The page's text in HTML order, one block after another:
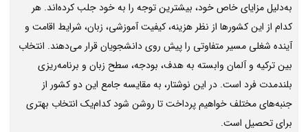
به‌دلیل مزایای خاص خود، بیشترین توجه را به خود جلب کرده‌اند. هر
کدام از این کشورها از نظر هزینه، کیفیت آموزشی، زبان، شرایط اقامت و
آینده شغلی مسیر متفاوتی را پیش روی دانشجویان قرار می‌دهند. انتخاب
بین ترکیه و آلمان وابسته به هدف، بودجه، سطح زبان و برنامه‌ریزی
بلندمدت فرد است. در این نوشتار، به مقایسه جامع این دو کشور از
جنبه‌های مختلف خواهیم پرداخت تا روشن شود کدام‌یک انتخاب بهتری
برای تحصیل است.